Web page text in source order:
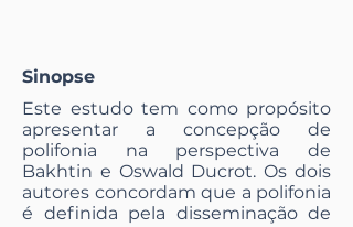
Sinopse
Este estudo tem como propósito
apresentar a concepção de
polifonia na perspectiva de
Bakhtin e Oswald Ducrot. Os dois
autores concordam que a polifonia
é definida pela disseminação de